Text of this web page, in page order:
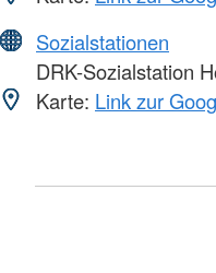
Sozialstationen
DRK-Sozialstation
Karte: Link zur